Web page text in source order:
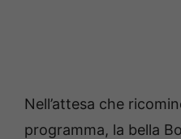
Nell’attesa che
programma, la bella